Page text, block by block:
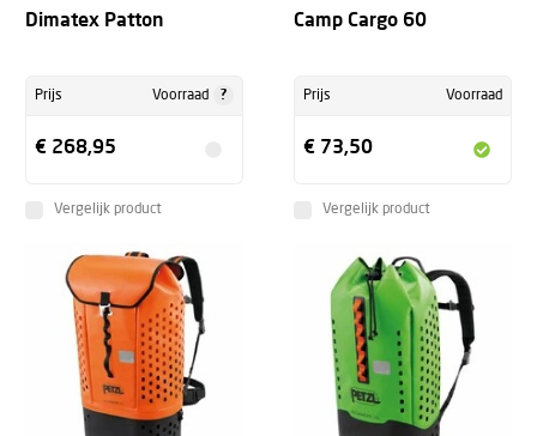
Dimatex Patton
Prijs Voorraad ?
€ 268,95
Vergelijk product
Camp Cargo 60
Prijs Voorraad
€ 73,50
Vergelijk product